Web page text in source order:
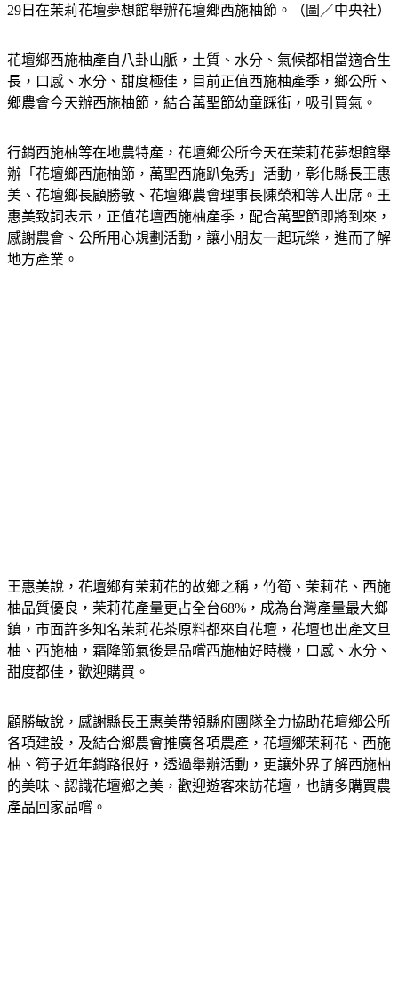
29日在茉莉花壇夢想館舉辦花壇鄉西施柚節。（圖／中央社）
花壇鄉西施柚產自八卦山脈，土質、水分、氣候都相當適合生
長，口感、水分、甜度極佳，目前正值西施柚產季，鄉公所、
鄉農會今天辦西施柚節，結合萬聖節幼童踩街，吸引買氣。
行銷西施柚等在地農特產，花壇鄉公所今天在茉莉花夢想館舉
辦「花壇鄉西施柚節，萬聖西施趴兔秀」活動，彰化縣長王惠
美、花壇鄉長顧勝敏、花壇鄉農會理事長陳榮和等人出席。王
惠美致詞表示，正值花壇西施柚產季，配合萬聖節即將到來，
感謝農會、公所用心規劃活動，讓小朋友一起玩樂，進而了解
地方產業。
王惠美說，花壇鄉有茉莉花的故鄉之稱，竹筍、茉莉花、西施
柚品質優良，茉莉花產量更占全台68%，成為台灣產量最大鄉
鎮，市面許多知名茉莉花茶原料都來自花壇，花壇也出產文旦
柚、西施柚，霜降節氣後是品嚐西施柚好時機，口感、水分、
甜度都佳，歡迎購買。
顧勝敏說，感謝縣長王惠美帶領縣府團隊全力協助花壇鄉公所
各項建設，及結合鄉農會推廣各項農產，花壇鄉茉莉花、西施
柚、筍子近年銷路很好，透過舉辦活動，更讓外界了解西施柚
的美味、認識花壇鄉之美，歡迎遊客來訪花壇，也請多購買農
產品回家品嚐。